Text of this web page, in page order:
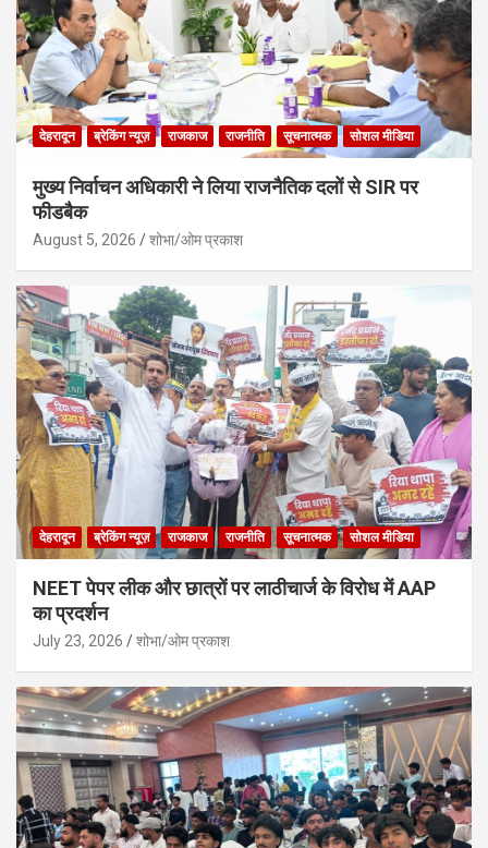
देहरादून ब्रेकिंग न्यूज़ राजकाज राजनीति सूचनात्मक सोशल मीडिया
मुख्य निर्वाचन अधिकारी ने लिया राजनैतिक दलों से SIR पर
फीडबैक
August 5, 2026 शोभा/ओम प्रकाश
देहरादून ब्रेकिंग न्यूज़ राजकाज राजनीति सूचनात्मक सोशल मीडिया
NEET पेपर लीक और छात्रों पर लाठीचार्ज के विरोध में AAP
का प्रदर्शन
July 23, 2026 शोभा/ओम प्रकाश